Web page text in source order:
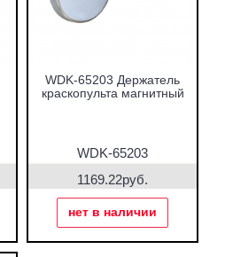
WDK-65203 Держатель
краскопульта магнитный
WDK-65203
1169.22руб.
нет в наличии